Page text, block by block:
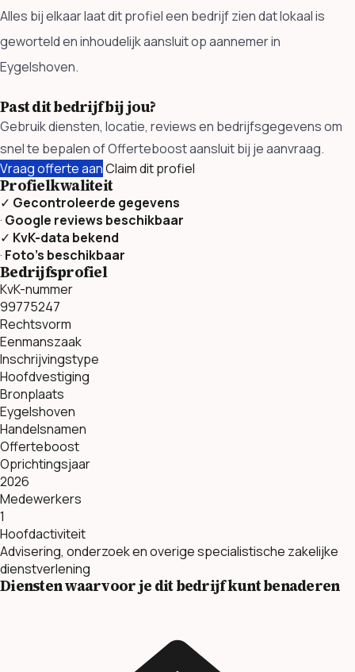
Alles bij elkaar laat dit profiel een bedrijf zien dat lokaal is
geworteld en inhoudelijk aansluit op aannemer in
Eygelshoven.
Past dit bedrijf bij jou?
Gebruik diensten, locatie, reviews en bedrijfsgegevens om
snel te bepalen of Offerteboost aansluit bij je aanvraag.
Vraag offerte aanClaim dit profiel
Profielkwaliteit
✓ Gecontroleerde gegevens
· Google reviews beschikbaar
✓ KvK-data bekend
· Foto’s beschikbaar
Bedrijfsprofiel
KvK-nummer
99775247
Rechtsvorm
Eenmanszaak
Inschrijvingstype
Hoofdvestiging
Bronplaats
Eygelshoven
Handelsnamen
Offerteboost
Oprichtingsjaar
2026
Medewerkers
1
Hoofdactiviteit
Advisering, onderzoek en overige specialistische zakelijke
dienstverlening
Diensten waarvoor je dit bedrijf kunt benaderen